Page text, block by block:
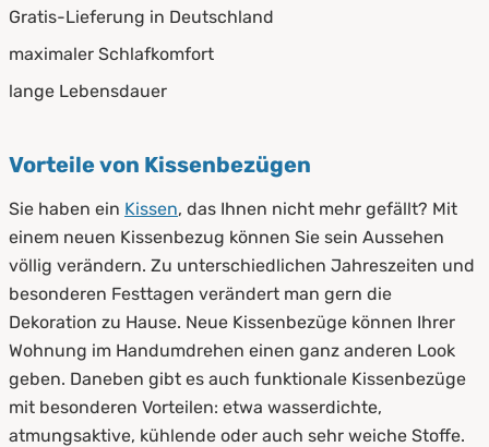
3. Kissengrößen im Überblick
4. Hochwertige Kissenbezüge von PROCAVE
Gratis-Lieferung in Deutschland
maximaler Schlafkomfort
lange Lebensdauer
Vorteile von Kissenbezügen
Sie haben ein Kissen, das Ihnen nicht mehr gefällt? Mit
einem neuen Kissenbezug können Sie sein Aussehen
völlig verändern. Zu unterschiedlichen Jahreszeiten und
besonderen Festtagen verändert man gern die
Dekoration zu Hause. Neue Kissenbezüge können Ihrer
Wohnung im Handumdrehen einen ganz anderen Look
geben. Daneben gibt es auch funktionale Kissenbezüge
mit besonderen Vorteilen: etwa wasserdichte,
atmungsaktive, kühlende oder auch sehr weiche Stoffe.